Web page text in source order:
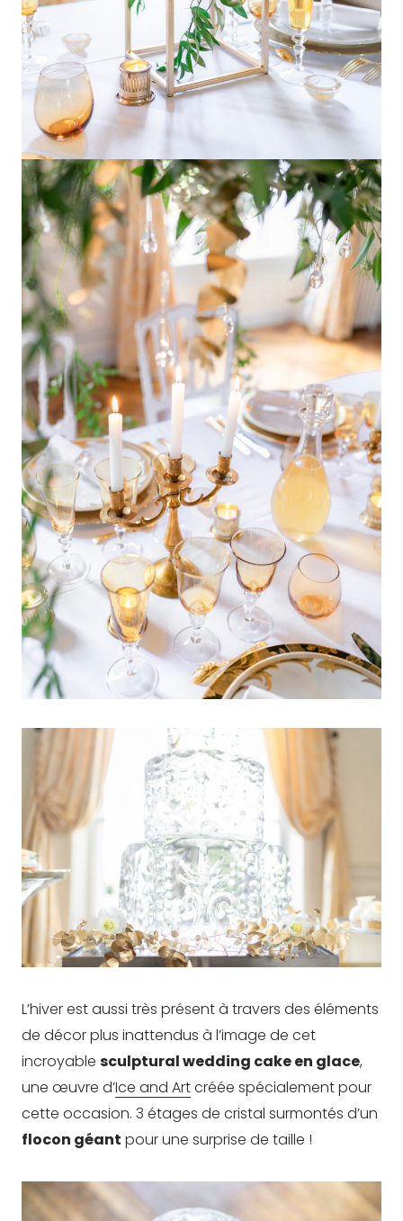
L’hiver est aussi très présent à travers des éléments
de décor plus inattendus à l’image de cet
incroyable sculptural wedding cake en glace,
une œuvre d’Ice and Artcréée spécialement pour
cette occasion. 3 étages de cristal surmontés d’un
flocon géant pour une surprise de taille !